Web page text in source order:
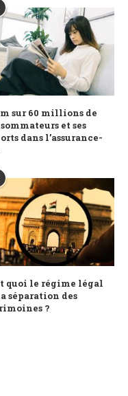
sur 60 millions de
et ses
dans l’assurance-
quoi le régime légal
séparation des
?